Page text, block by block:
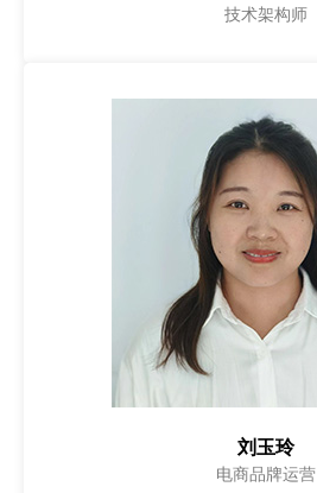
技术架构师
刘玉玲
电商品牌运营